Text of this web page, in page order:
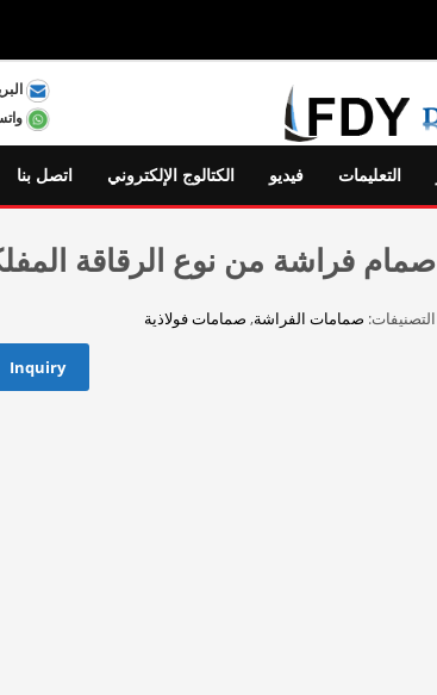
التعليمات فيديو الكتالوج الإلكتروني اتصل بنا
صمام فراشة من نوع الرقاقة
التصنيفات: صمامات الفراشة, صمامات فولاذية
Inquiry